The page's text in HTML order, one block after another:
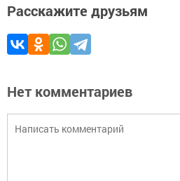
Расскажите друзьям
Нет комментариев